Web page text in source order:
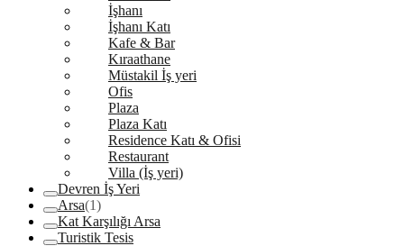
İşhanı
İşhanı Katı
Kafe & Bar
Kıraathane
Müstakil İş yeri
Ofis
Plaza
Plaza Katı
Residence Katı & Ofisi
Restaurant
Villa (İş yeri)
Devren İş Yeri
Arsa(1)
Kat Karşılığı Arsa
Turistik Tesis